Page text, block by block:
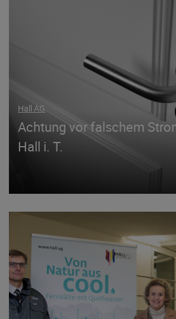
Hall AG
Achtung vor falschem
Hall i. T.